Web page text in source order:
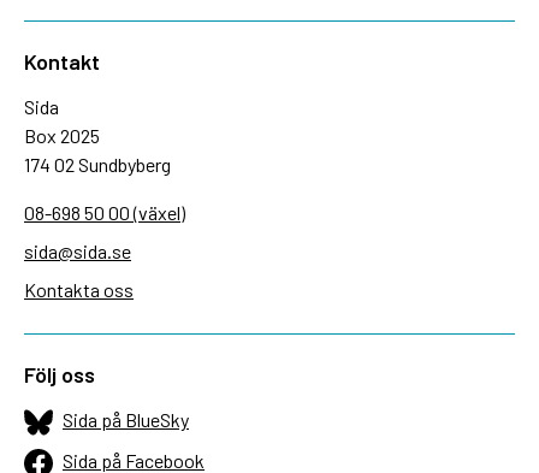
Kontakt
Sida
Box 2025
174 02 Sundbyberg
08-698 50 00 (växel)
sida@sida.se
Kontakta oss
Följ oss
Sida på BlueSky
Sida på Facebook